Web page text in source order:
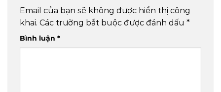
Email của bạn sẽ không được hiển thị công
khai. Các trường bắt buộc được đánh dấu *
Bình luận *